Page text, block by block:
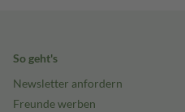
So geht's
Newsletter anfordern
Freunde werben